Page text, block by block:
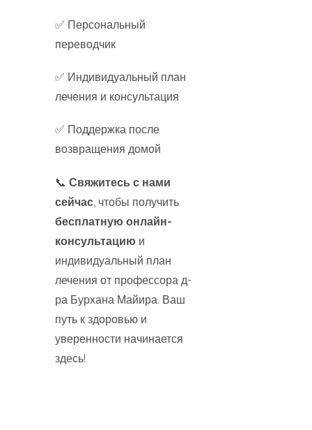
✅ Персональный
переводчик
✅ Индивидуальный план
лечения и консультация
✅ Поддержка после
возвращения домой
📞 Свяжитесь с нами
сейчас, чтобы получить
бесплатную онлайн-
консультацию и
индивидуальный план
лечения от профессора д-
ра Бурхана Майира. Ваш
путь к здоровью и
уверенности начинается
здесь!